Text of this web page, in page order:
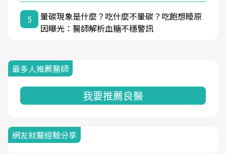
5
暈碳現象是什麼？吃什麼不暈碳？吃飽想睡原
因曝光：醫師解析血糖不穩警訊
最多人推薦醫師
我要推薦良醫
網友就醫經驗分享